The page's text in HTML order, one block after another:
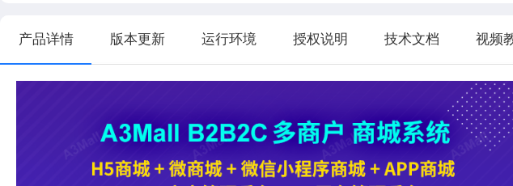
产品详情 版本更新 运行环境 授权说明 技术文档 视频